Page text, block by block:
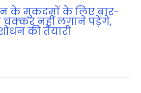
के मुकदमों के लिए बार-
चक्‍कर नहीं लगाने पड़ेंगे,
की तैयारी